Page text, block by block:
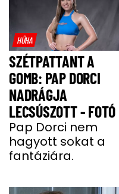
HŰHA
SZÉTPATTANT A
GOMB: PAP DORCI
NADRÁGJA
LECSÚSZOTT - FOTÓ
Pap Dorci nem
hagyott sokat a
fantáziára.